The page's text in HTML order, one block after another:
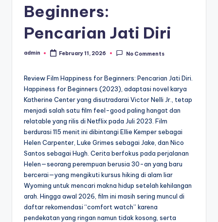
Beginners:
Pencarian Jati Diri
Posted
admin February 11, 2026 No Comments
Review Film Happiness for Beginners: Pencarian Jati Diri.
Happiness for Beginners (2023), adaptasi novel karya
Katherine Center yang disutradarai Victor Nelli Jr., tetap
menjadi salah satu film feel-good paling hangat dan
relatable yang rilis di Netflix pada Juli 2023. Film
berdurasi 115 menit ini dibintangi Ellie Kemper sebagai
Helen Carpenter, Luke Grimes sebagai Jake, dan Nico
Santos sebagai Hugh. Cerita berfokus pada perjalanan
Helen—seorang perempuan berusia 30-an yang baru
bercerai—yang mengikuti kursus hiking di alam liar
Wyoming untuk mencari makna hidup setelah kehilangan
arah. Hingga awal 2026, film ini masih sering muncul di
daftar rekomendasi “comfort watch” karena
pendekatan yang ringan namun tidak kosong, serta